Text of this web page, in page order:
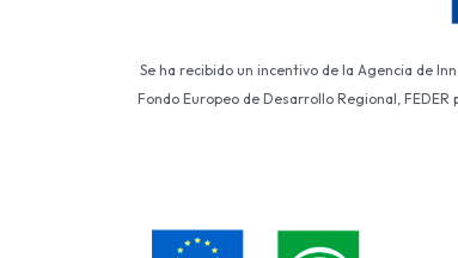
Se ha recibido un incentivo de la Agencia de
Fondo Europeo de Desarrollo Regional,